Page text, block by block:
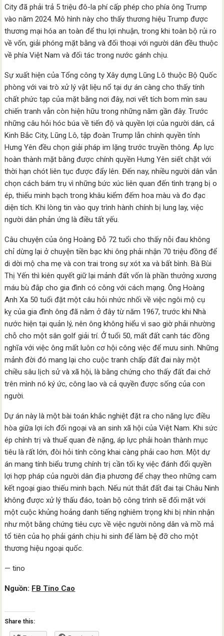
City đã phải trả 5 triệu đô-la phí cấp phép cho phía ông Trump
vào năm 2024. Mô hình này cho thấy thương hiệu Trump được
thương mại hóa an toàn để thu lợi nhuận, trong khi toàn bộ rủi ro
về vốn, giải phóng mặt bằng và đối thoại với người dân đều thuộc
về phía Việt Nam và đối tác trong nước gánh chịu.
Sự xuất hiện của Tổng công ty Xây dựng Lũng Lô thuộc Bộ Quốc
phòng với vai trò xử lý vật liệu nổ tại dự án càng cho thấy tính
chất phức tạp của mặt bằng nơi đây, nơi vết tích bom mìn sau
chiến tranh vẫn còn hiện hữu trong những năm gần đây. Trước
những câu hỏi hóc búa về tiến độ và quyền lợi của người dân, cả
Kinh Bắc City, Lũng Lô, tập đoàn Trump lẫn chính quyền tỉnh
Hưng Yên đều chọn giải pháp im lặng trước truyền thông. Áp lực
hoàn thành mặt bằng được chính quyền Hưng Yên siết chặt với
thời hạn chót liên tục được đẩy lên. Đến nay, nhiều người dân vẫn
chọn cách bám trụ vì những bức xúc liên quan đến tình trạng bị o
ép, thiếu minh bạch trong khâu kiểm đếm hoa màu và đo đạc
diện tích. Khi lòng tin vào quy trình hành chính bị lung lay, việc
người dân phản ứng là điều tất yếu.
Câu chuyện của ông Hoàng Đỗ 72 tuổi cho thấy nỗi đau không
chỉ dừng lại ở chuyện tiền bạc khi ông phải nhận 70 triệu đồng để
di dời mộ cha mẹ và con trai trong sự xót xa và bất bình. Bà Bùi
Thị Yến thì kiên quyết giữ lại mảnh đất vốn là phần thưởng xương
máu bù đắp cho gia đình có công với cách mạng. Ông Hoàng
Anh Xa 50 tuổi đặt một câu hỏi nhức nhối về việc ngôi mộ cụ
kỵ của gia đình ông đã nằm ở đây từ năm 1967, trước khi Nhà
nước hiện tại quản lý, nên ông không hiểu vì sao giờ phải nhường
chỗ cho một sân golf giải trí. Ở tuổi 50, mất đất canh tác đồng
nghĩa với việc ông mất luôn cơ hội công việc để mưu sinh. Những
mảnh đời đó mang lại cho cuộc tranh chấp đất đai này một
chiều sâu lịch sử và xã hội, là bằng chứng cho thấy đất đai chở
trên mình nó ký ức, công lao và cả quyền được sống của con
người.
Dự án này là một bài toán khắc nghiệt đặt ra cho năng lực điều
hòa giữa lợi ích đối ngoại và an sinh xã hội của Việt Nam. Khi sức
ép chính trị và thuế quan đè nặng, áp lực phải hoàn thành mục
tiêu là rất lớn, đòi hỏi tính công khai càng phải cao hơn. Một dự
án mang tính biểu trưng chính trị cần tối kỵ việc đánh đổi quyền
lợi hợp pháp của người dân địa phương để chạy theo những cam
kết ngoại giao thiếu minh bạch. Nếu nút thắt đất đai tại Châu Ninh
không được xử lý thấu đáo, toàn bộ công trình sẽ đối mặt với
một cuộc khủng hoảng danh tiếng nghiêm trọng khi bị nhìn nhận
như một bằng chứng tiêu cực về việc người nông dân và mồ mả
tổ tiên của họ phải gánh chịu hi sinh để làm bệ đỡ cho một
thương hiệu ngoại quốc.
— tino
Nguồn: FB Tino Cao
Share this: